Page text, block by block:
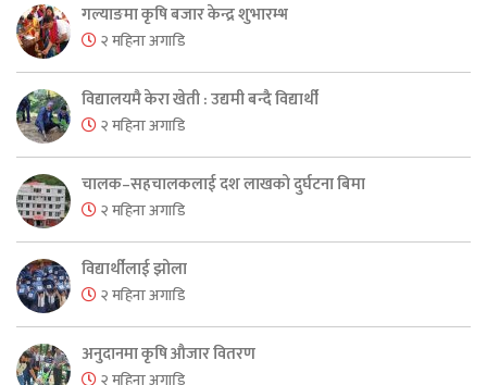
गल्याङमा कृषि बजार केन्द्र शुभारम्भ
२ महिना अगाडि
विद्यालयमै केरा खेती : उद्यमी बन्दै विद्यार्थी
२ महिना अगाडि
चालक–सहचालकलाई दश लाखको दुर्घटना बिमा
२ महिना अगाडि
विद्यार्थीलाई झोला
२ महिना अगाडि
अनुदानमा कृषि औजार वितरण